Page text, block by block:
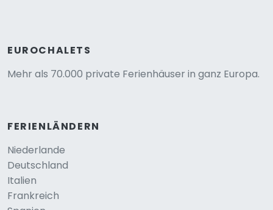
EUROCHALETS
Mehr als 70.000 private Ferienhäuser in ganz Europa.
FERIENLÄNDERN
Niederlande
Deutschland
Italien
Frankreich